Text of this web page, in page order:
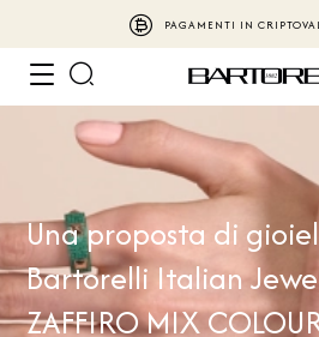
PAGAMENTI IN
Una proposta di
Bartorelli Italian
ZAFFIRO MIX